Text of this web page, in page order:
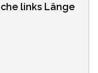
links Länge